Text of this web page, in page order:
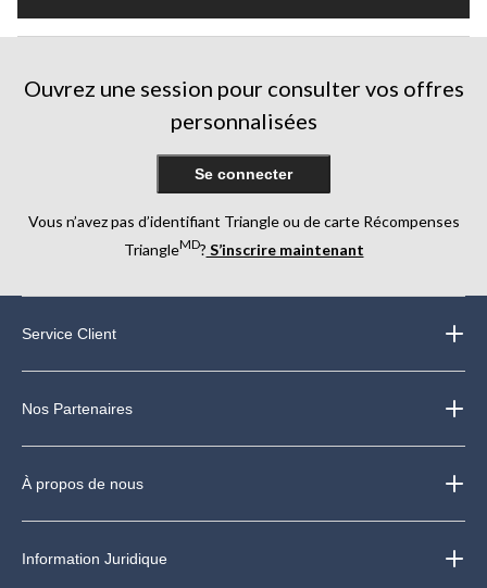
Ouvrez une session pour consulter vos offres
personnalisées
Se connecter
Vous n’avez pas d’identifiant Triangle ou de carte Récompenses
TriangleMD? S’inscrire maintenant
Service Client
Nos Partenaires
À propos de nous
Information Juridique